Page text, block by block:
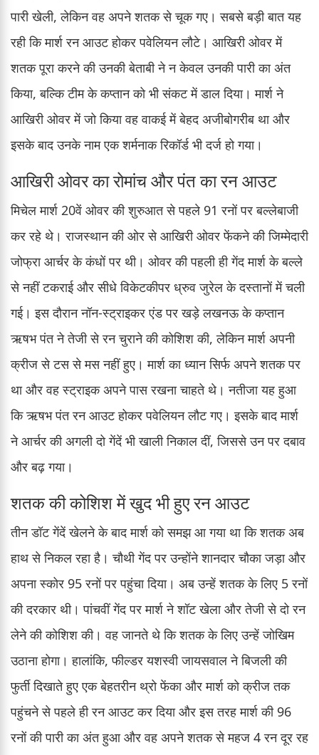
पारी खेली, लेकिन वह अपने शतक से चूक गए। सबसे बड़ी बात यह
रही कि मार्श रन आउट होकर पवेलियन लौटे। आखिरी ओवर में
शतक पूरा करने की उनकी बेताबी ने न केवल उनकी पारी का अंत
किया, बल्कि टीम के कप्तान को भी संकट में डाल दिया। मार्श ने
आखिरी ओवर में जो किया वह वाकई में बेहद अजीबोगरीब था और
इसके बाद उनके नाम एक शर्मनाक रिकॉर्ड भी दर्ज हो गया।
आखिरी ओवर का रोमांच और पंत का रन आउट
मिचेल मार्श 20वें ओवर की शुरुआत से पहले 91 रनों पर बल्लेबाजी
कर रहे थे। राजस्थान की ओर से आखिरी ओवर फेंकने की जिम्मेदारी
जोफ्रा आर्चर के कंधों पर थी। ओवर की पहली ही गेंद मार्श के बल्ले
से नहीं टकराई और सीधे विकेटकीपर ध्रुव जुरेल के दस्तानों में चली
गई। इस दौरान नॉन-स्ट्राइकर एंड पर खड़े लखनऊ के कप्तान
ऋषभ पंत ने तेजी से रन चुराने की कोशिश की, लेकिन मार्श अपनी
क्रीज से टस से मस नहीं हुए। मार्श का ध्यान सिर्फ अपने शतक पर
था और वह स्ट्राइक अपने पास रखना चाहते थे। नतीजा यह हुआ
कि ऋषभ पंत रन आउट होकर पवेलियन लौट गए। इसके बाद मार्श
ने आर्चर की अगली दो गेंदें भी खाली निकाल दीं, जिससे उन पर दबाव
और बढ़ गया।
शतक की कोशिश में खुद भी हुए रन आउट
तीन डॉट गेंदें खेलने के बाद मार्श को समझ आ गया था कि शतक अब
हाथ से निकल रहा है। चौथी गेंद पर उन्होंने शानदार चौका जड़ा और
अपना स्कोर 95 रनों पर पहुंचा दिया। अब उन्हें शतक के लिए 5 रनों
की दरकार थी। पांचवीं गेंद पर मार्श ने शॉट खेला और तेजी से दो रन
लेने की कोशिश की। वह जानते थे कि शतक के लिए उन्हें जोखिम
उठाना होगा। हालांकि, फील्डर यशस्वी जायसवाल ने बिजली की
फुर्ती दिखाते हुए एक बेहतरीन थ्रो फेंका और मार्श को क्रीज तक
पहुंचने से पहले ही रन आउट कर दिया और इस तरह मार्श की 96
रनों की पारी का अंत हुआ और वह अपने शतक से महज 4 रन दूर रह